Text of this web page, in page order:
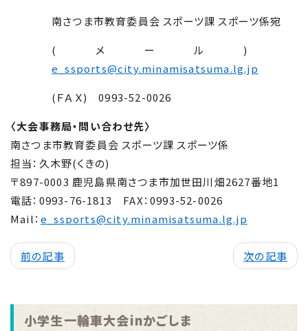
南さつま市教育委員会 スポーツ課 スポーツ係宛
(メール)
e_ssports@city.minamisatsuma.lg.jp
(ＦＡＸ)0993-52-0026
〈大会事務局・問い合わせ先〉
南さつま市教育委員会 スポーツ課 スポーツ係
担当：久木野(くきの)
〒897-0003 鹿児島県南さつま市加世田川畑2627番地1
電話：0993-76-1813 FAX：0993-52-0026
Mail： e_ssports@city.minamisatsuma.lg.jp
前の記事 次の記事
小学生一輪車大会inかごしま